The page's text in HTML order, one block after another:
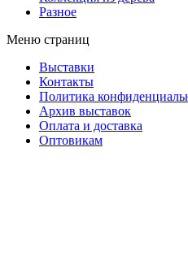
Разное
Меню страниц
Выставки
Контакты
Политика
Архив выставок
Оплата и доставка
Оптовикам